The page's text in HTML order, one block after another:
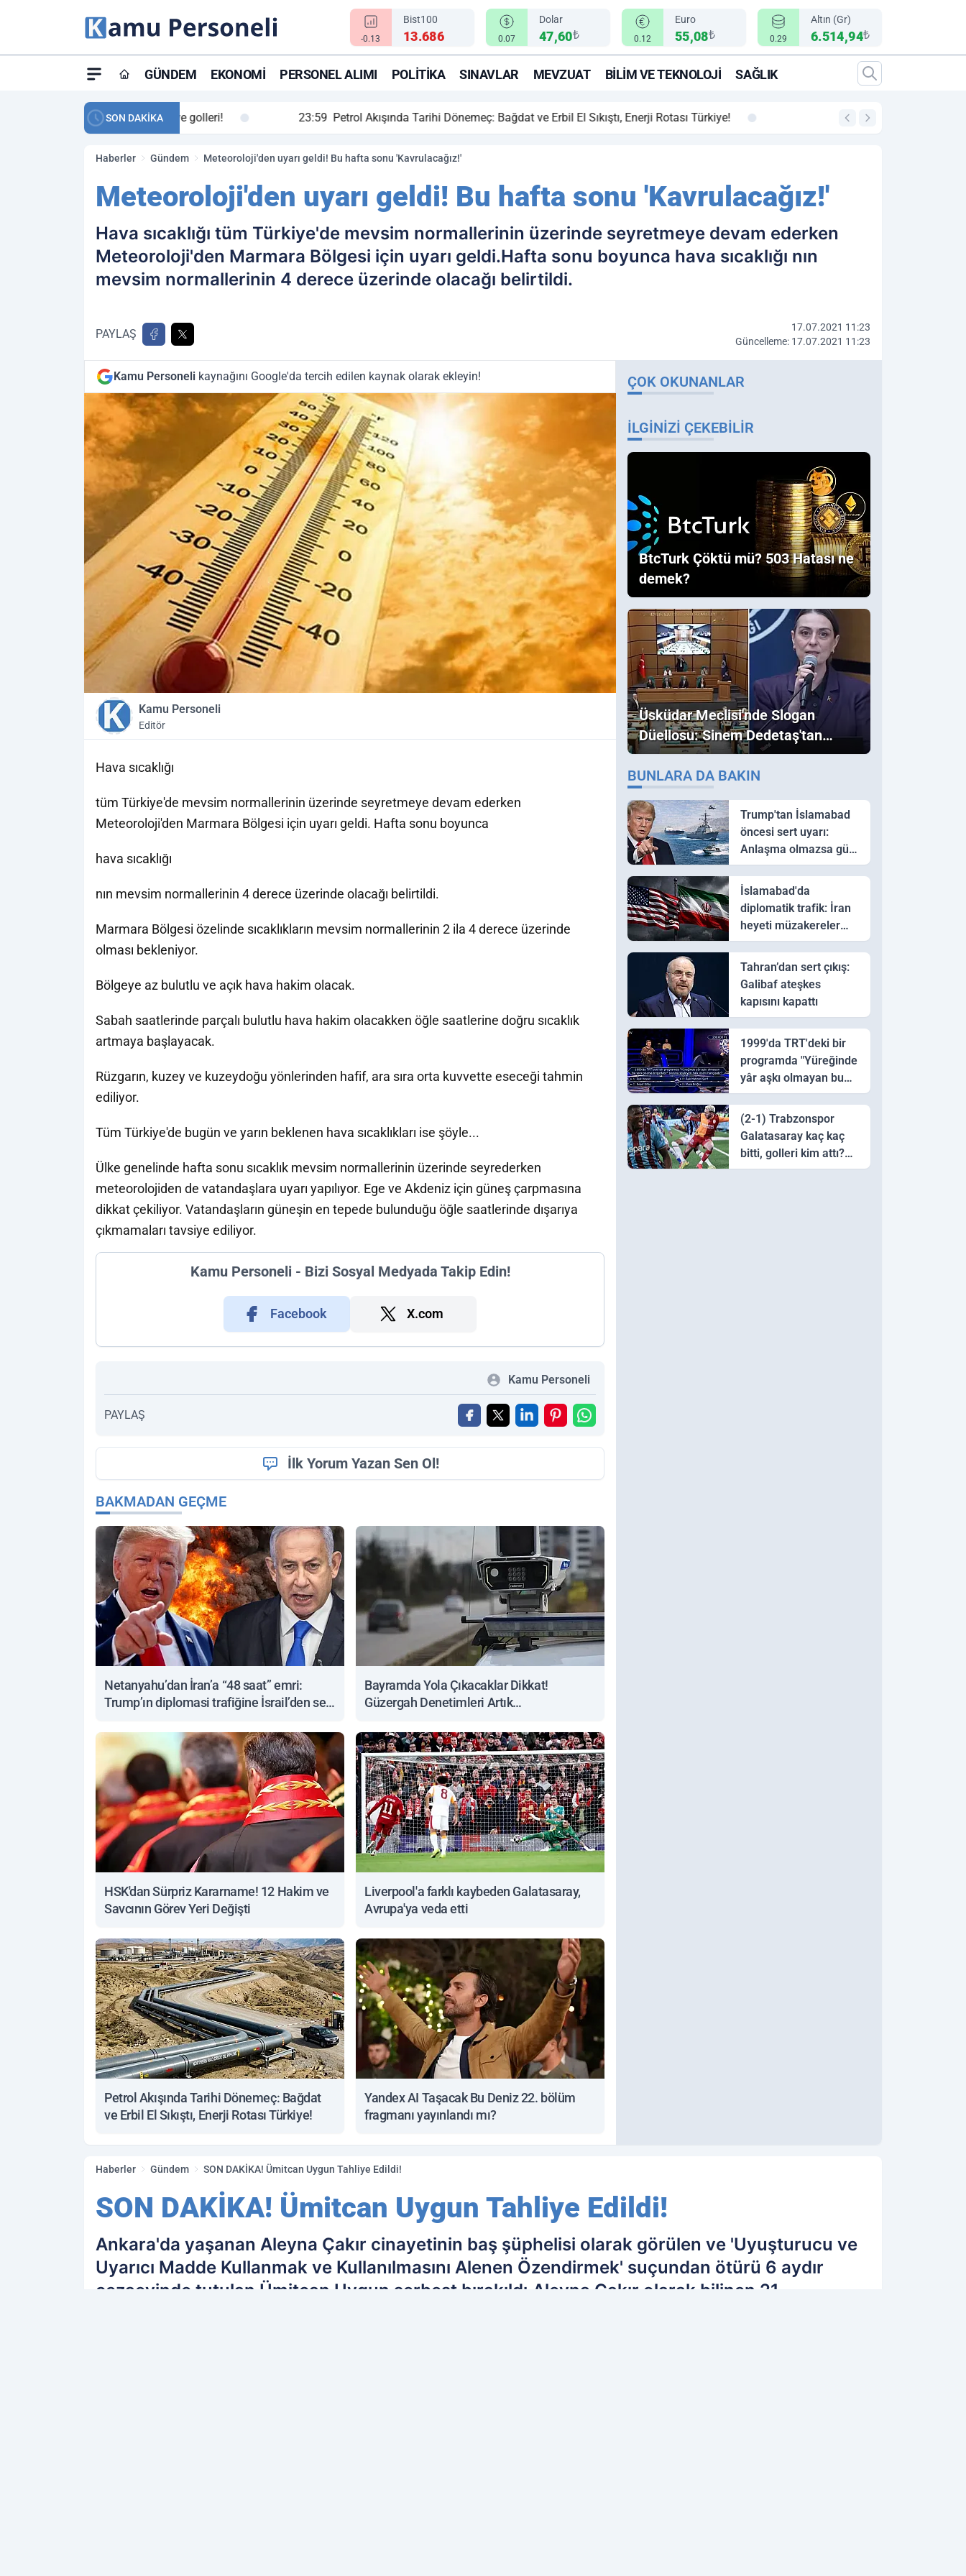
-0.13
Bist100
13.686 0.07
Dolar
47,60₺ 0.12
Euro
55,08₺ 0.29
Altın (Gr)
6.514,94₺
GÜNDEM EKONOMI PERSONEL ALIMI POLITIKA SINAVLAR MEVZUAT BILIM VE TEKNOLOJI SAĞLIK
SON DAKİKA
maç özeti ve golleri! 23:59 Petrol Akışında Tarihi Dönemeç: Bağdat ve Erbil El Sıkıştı, Enerji Rotası Türkiye! 00:12
Haberler Gündem Meteoroloji'den uyarı geldi! Bu hafta sonu 'Kavrulacağız!'
Meteoroloji'den uyarı geldi! Bu hafta sonu 'Kavrulacağız!'
Hava sıcaklığı tüm Türkiye'de mevsim normallerinin üzerinde seyretmeye devam ederken
Meteoroloji'den Marmara Bölgesi için uyarı geldi.Hafta sonu boyunca hava sıcaklığı nın
mevsim normallerinin 4 derece üzerinde olacağı belirtildi.
PAYLAŞ
17.07.2021 11:23
Güncelleme: 17.07.2021 11:23
Kamu Personeli kaynağını Google'da tercih edilen kaynak olarak ekleyin!
Kamu Personeli
Editör
Hava sıcaklığı
tüm Türkiye'de mevsim normallerinin üzerinde seyretmeye devam ederken
Meteoroloji'den Marmara Bölgesi için uyarı geldi. Hafta sonu boyunca
hava sıcaklığı
nın mevsim normallerinin 4 derece üzerinde olacağı belirtildi.
Marmara Bölgesi özelinde sıcaklıkların mevsim normallerinin 2 ila 4 derece üzerinde
olması bekleniyor.
Bölgeye az bulutlu ve açık hava hakim olacak.
Sabah saatlerinde parçalı bulutlu hava hakim olacakken öğle saatlerine doğru sıcaklık
artmaya başlayacak.
Rüzgarın, kuzey ve kuzeydoğu yönlerinden hafif, ara sıra orta kuvvette eseceği tahmin
ediliyor.
Tüm Türkiye'de bugün ve yarın beklenen hava sıcaklıkları ise şöyle...
Ülke genelinde hafta sonu sıcaklık mevsim normallerinin üzerinde seyrederken
meteorolojiden de vatandaşlara uyarı yapılıyor. Ege ve Akdeniz için güneş çarpmasına
dikkat çekiliyor. Vatandaşların güneşin en tepede bulunduğu öğle saatlerinde dışarıya
çıkmamaları tavsiye ediliyor.
Kamu Personeli - Bizi Sosyal Medyada Takip Edin!
Facebook X.com
Kamu Personeli
PAYLAŞ
İlk Yorum Yazan Sen Ol!
BAKMADAN GEÇME
Netanyahu’dan İran’a “48 saat” emri:
Trump’ın diplomasi trafiğine İsrail’den sert
Bayramda Yola Çıkacaklar Dikkat!
Güzergah Denetimleri Artık
HSK'dan Sürpriz Kararname! 12 Hakim ve
Savcının Görev Yeri Değişti
Liverpool'a farklı kaybeden Galatasaray,
Avrupa'ya veda etti
Petrol Akışında Tarihi Dönemeç: Bağdat
ve Erbil El Sıkıştı, Enerji Rotası Türkiye!
Yandex AI Taşacak Bu Deniz 22. bölüm
fragmanı yayınlandı mı?
ÇOK OKUNANLAR
İLGINIZI ÇEKEBILIR
BtcTurk Çöktü mü? 503 Hatası ne
demek?
Üsküdar Meclisi'nde Slogan
Düellosu: Sinem Dedetaş'tan
Ezber Bozan "Erdoğan" ve
"İmamoğlu" Çıkışı!
BUNLARA DA BAKIN
Trump'tan İslamabad
öncesi sert uyarı:
Anlaşma olmazsa güç
kullanırız
İslamabad'da
diplomatik trafik: İran
heyeti müzakereler
için Pakistan'a ulaştı
Tahran’dan sert çıkış:
Galibaf ateşkes
kapısını kapattı
1999'da TRT'deki bir
programda "Yüreğinde
yâr aşkı olmayan bu
sazı çalarsa tingirdatır"
sözünü söyleyen halk
ozanı hangisidir?
(2-1) Trabzonspor
Galatasaray kaç kaç
bitti, golleri kim attı?
Trabzonspor
Haberler Gündem SON DAKİKA! Ümitcan Uygun Tahliye Edildi!
SON DAKİKA! Ümitcan Uygun Tahliye Edildi!
Ankara'da yaşanan Aleyna Çakır cinayetinin baş şüphelisi olarak görülen ve 'Uyuşturucu ve
Uyarıcı Madde Kullanmak ve Kullanılmasını Alenen Özendirmek' suçundan ötürü 6 aydır
cezaevinde tutulan Ümitcan Uygun serbest bırakıldı.Aleyna Çakır olarak bilinen 21